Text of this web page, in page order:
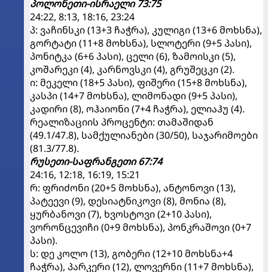
პოლონეთი-ისრაელი 73:75
24:22, 8:13, 18:16, 23:24
პ: ვაჩინსკი (13+3 ჩაჭრა), კულიგი (13+6 მოხსნა),
გორტატი (11+8 მოხსნა), სლოტერი (9+5 პასი),
პონიტკა (6+6 პასი), ცელი (6), ზამოისკი (5),
კოშარეკი (4), კარნოვსკი (4), გრუშეცკი (2).
ი: მეკელი (18+5 პასი), ფიშერი (15+8 მოხსნა),
კასპი (14+7 მოხსნა), ლიმონადი (9+5 პასი),
კადირი (8), ოჰაიონი (7+4 ჩაჭრა), ელიაჰუ (4).
რეალიზაციის პროცენტი: თამაშიდან
(49.1/47.8), სამქულიანები (30/50), საჯარიმოები
(81.3/77.8).
რუსეთი-საფრანგეთი 67:74
24:16, 12:18, 16:19, 15:21
რ: ფრიძონი (20+5 მოხსნა), ანტონოვი (13),
პატეევი (9), დესიატნიკოვი (8), მონია (8),
ყურბანოვი (7), ხვოსტოვი (2+10 პასი),
ვორონცევიჩი (0+9 მოხსნა), პონკრაშოვი (0+7
პასი).
ს: დე კოლო (13), გობერი (12+10 მოხსნა+4
ჩაჭრა), პარკერი (12), ლოვერნი (11+7 მოხსნა),